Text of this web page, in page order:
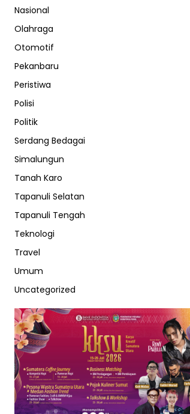
Nasional
Olahraga
Otomotif
Pekanbaru
Peristiwa
Polisi
Politik
Serdang Bedagai
Simalungun
Tanah Karo
Tapanuli Selatan
Tapanuli Tengah
Teknologi
Travel
Umum
Uncategorized